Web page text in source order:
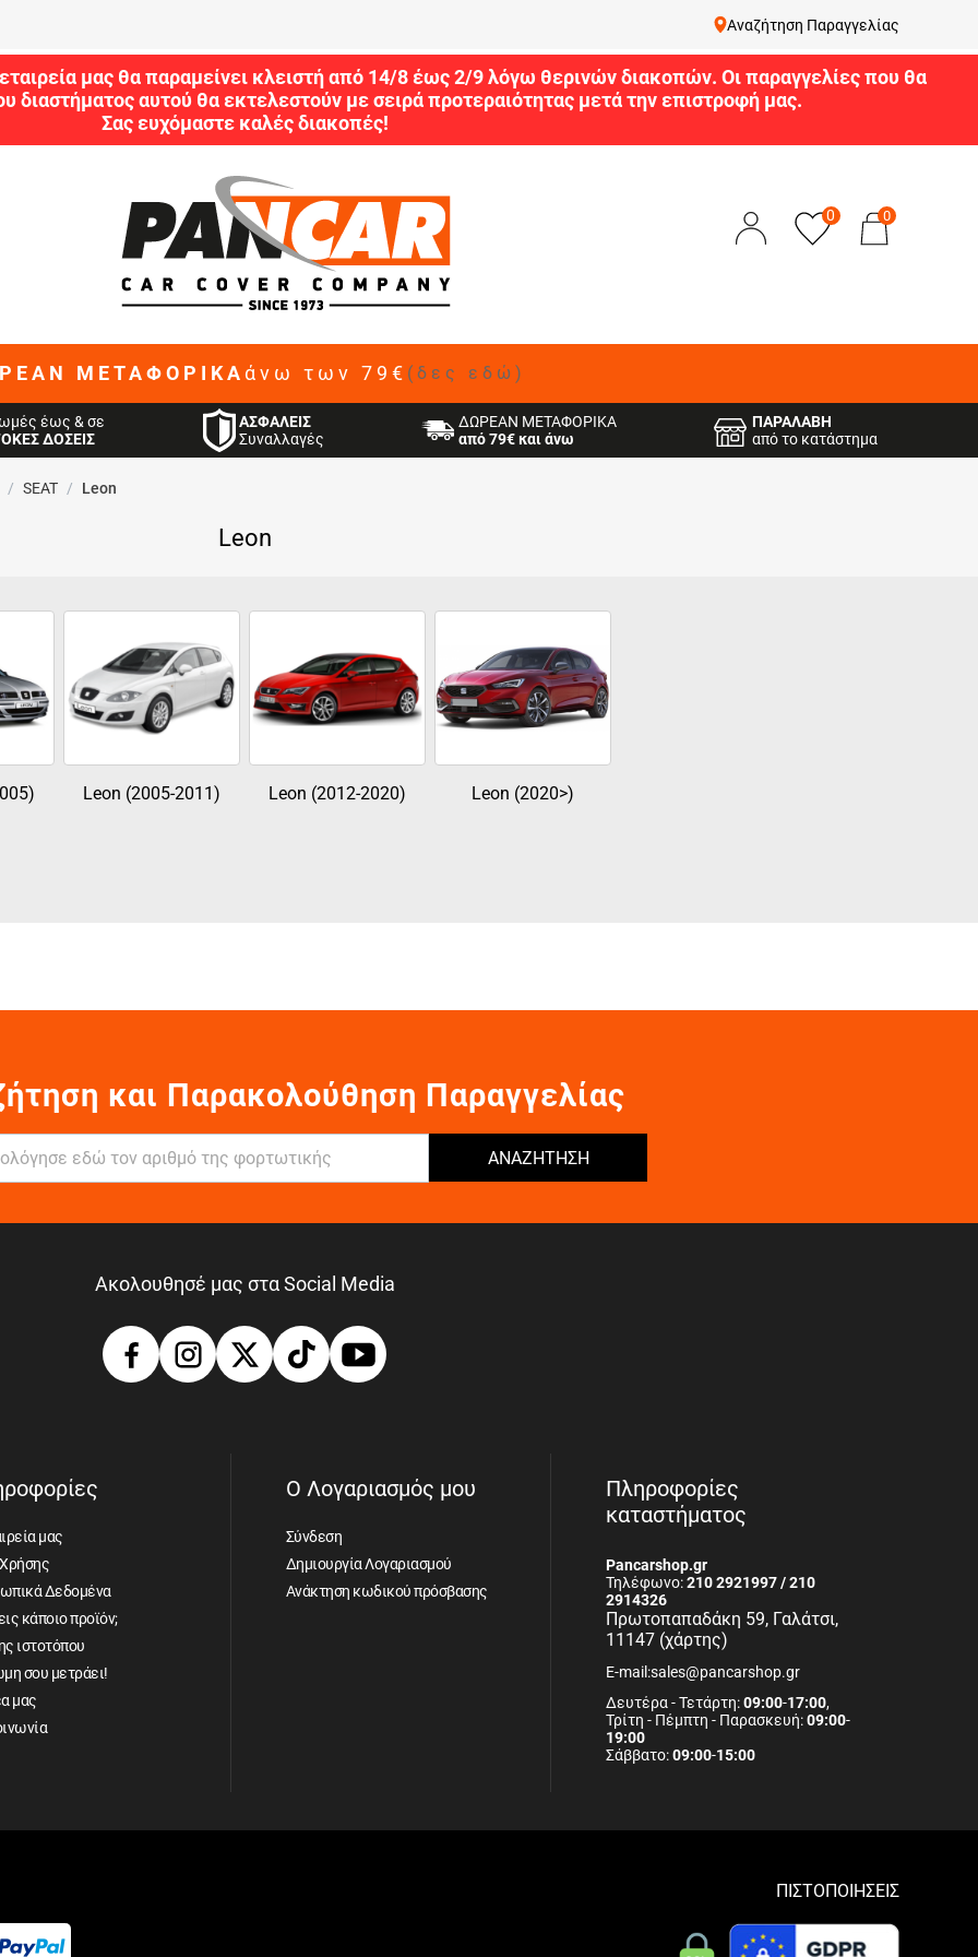
Αναζήτηση Παραγγελίας
μας θα παραμείνει κλειστή από 14/8 έως 2/9 λόγω θερινών διακοπών. Οι παραγγελίες που θα
διαστήματος αυτού θα εκτελεστούν με σειρά προτεραιότητας μετά την επιστροφή μας.
Σας ευχόμαστε καλές διακοπές!
0 0
ΜΕΤΑΦΟΡΙΚΑ άνω των 79€ (δες εδώ)
έως & σε
ΔΟΣΕΙΣ
ΑΣΦΑΛΕΙΣ
Συναλλαγές
ΔΩΡΕΑΝ ΜΕΤΑΦΟΡΙΚΑ
από 79€ και άνω
ΠΑΡΑΛΑΒΗ
από το κατάστημα
/ SEAT / Leon
Leon
Leon (2005-2011) Leon (2012-2020) Leon (2020>)
και Παρακολούθηση Παραγγελίας
ΑΝΑΖΗΤΗΣΗ
Ακολουθησέ μας στα Social Media
μας
Δεδομένα
κάποιο προϊόν;
ιστοτόπου
σου μετράει!
μας
Ο Λογαριασμός μου
Σύνδεση
Δημιουργία Λογαριασμού
Ανάκτηση κωδικού πρόσβασης
Πληροφορίες
καταστήματος
Pancarshop.gr
Τηλέφωνο:210 2921997 / 210
2914326
Πρωτοπαπαδάκη 59, Γαλάτσι,
11147 (χάρτης)
E-mail:sales@pancarshop.gr
Δευτέρα - Τετάρτη:09:00-17:00,
Τρίτη - Πέμπτη - Παρασκευή:09:00-
19:00
Σάββατο:09:00-15:00
ΠΙΣΤΟΠΟΙΗΣΕΙΣ